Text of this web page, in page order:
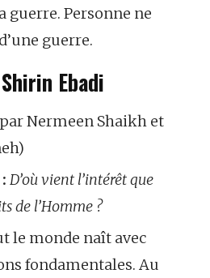
guerre. Personne ne
guerre.
Ebadi
Nermeen Shaikh et
D’où vient l’intérêt que
de l’Homme ?
le monde naît avec
fondamentales. Au